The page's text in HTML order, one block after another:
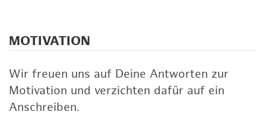
MOTIVATION
Wir freuen uns auf Deine Antworten zur
Motivation und verzichten dafür auf ein
Anschreiben.